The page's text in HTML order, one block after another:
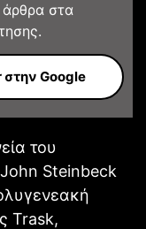
στα
Google
του
Steinbeck
Trask,